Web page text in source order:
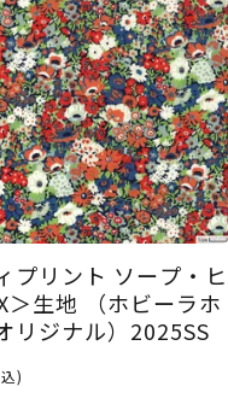
プリント ソープ・ヒ
＞生地 （ホビーラホ
リジナル）2025SS
)